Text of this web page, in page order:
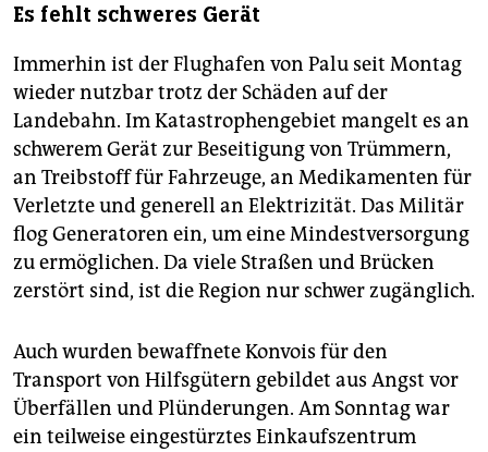
Es fehlt schweres Gerät
Immerhin ist der Flughafen von Palu seit Montag
wieder nutzbar trotz der Schäden auf der
Landebahn. Im Katastrophengebiet mangelt es an
schwerem Gerät zur Beseitigung von Trümmern,
an Treibstoff für Fahrzeuge, an Medikamenten für
Verletzte und generell an Elektrizität. Das Militär
flog Generatoren ein, um eine Mindestversorgung
zu ermöglichen. Da viele Straßen und Brücken
zerstört sind, ist die Region nur schwer zugänglich.
Auch wurden bewaffnete Konvois für den
Transport von Hilfsgütern gebildet aus Angst vor
Überfällen und Plünderungen. Am Sonntag war
ein teilweise eingestürztes Einkaufszentrum